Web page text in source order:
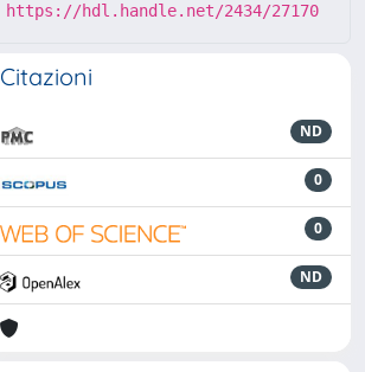
https://hdl.handle.net/2434/27170
Citazioni
ND
0
0
ND